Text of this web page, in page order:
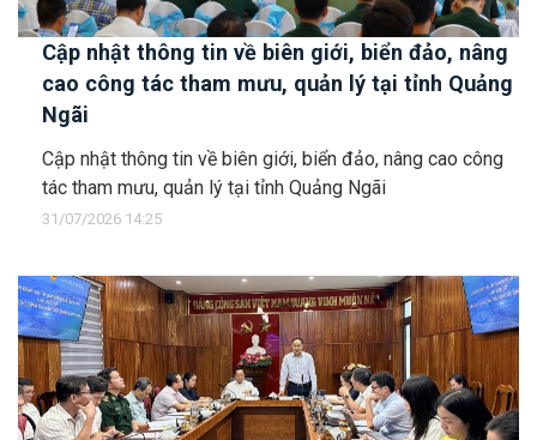
Cập nhật thông tin về biên giới, biển đảo, nâng
cao công tác tham mưu, quản lý tại tỉnh Quảng
Ngãi
Cập nhật thông tin về biên giới, biển đảo, nâng cao công
tác tham mưu, quản lý tại tỉnh Quảng Ngãi
31/07/2026 14:25